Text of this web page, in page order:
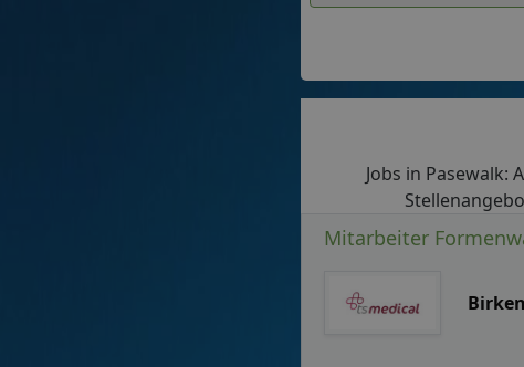
Jobs in Pasewalk:
Mitarbeiter